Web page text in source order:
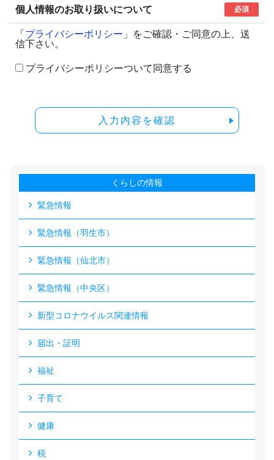
個人情報のお取り扱いについて 必須
「 プライバシーポリシー 」をご確認・ご同意の上、送
信下さい。
プライバシーポリシーついて同意する
入力内容を確認
くらしの情報
緊急情報
緊急情報（羽生市）
緊急情報（仙北市）
緊急情報（中央区）
新型コロナウイルス関連情報
届出・証明
福祉
子育て
健康
税